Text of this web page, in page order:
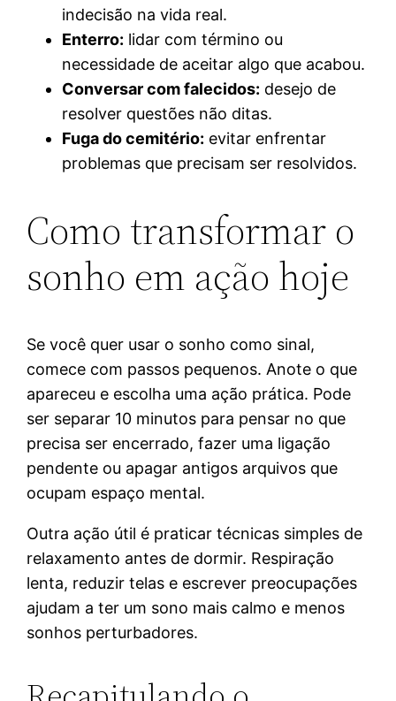
indecisão na vida real.
Enterro: lidar com término ou
necessidade de aceitar algo que acabou.
Conversar com falecidos: desejo de
resolver questões não ditas.
Fuga do cemitério: evitar enfrentar
problemas que precisam ser resolvidos.
Como transformar o
sonho em ação hoje
Se você quer usar o sonho como sinal,
comece com passos pequenos. Anote o que
apareceu e escolha uma ação prática. Pode
ser separar 10 minutos para pensar no que
precisa ser encerrado, fazer uma ligação
pendente ou apagar antigos arquivos que
ocupam espaço mental.
Outra ação útil é praticar técnicas simples de
relaxamento antes de dormir. Respiração
lenta, reduzir telas e escrever preocupações
ajudam a ter um sono mais calmo e menos
sonhos perturbadores.